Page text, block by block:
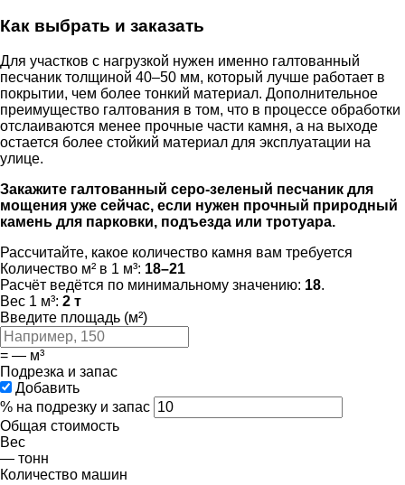
Как выбрать и заказать
Для участков с нагрузкой нужен именно галтованный
песчаник толщиной 40–50 мм, который лучше работает в
покрытии, чем более тонкий материал. Дополнительное
преимущество галтования в том, что в процессе обработки
отслаиваются менее прочные части камня, а на выходе
остается более стойкий материал для эксплуатации на
улице.
Закажите галтованный серо-зеленый песчаник для
мощения уже сейчас, если нужен прочный природный
камень для парковки, подъезда или тротуара.
Рассчитайте, какое количество камня вам требуется
Количество м² в 1 м³: 18–21
Расчёт ведётся по минимальному значению: 18.
Вес 1 м³: 2 т
Введите площадь (м²)
= — м³
Подрезка и запас
Добавить
% на подрезку и запас
Общая стоимость
Вес
— тонн
Количество машин